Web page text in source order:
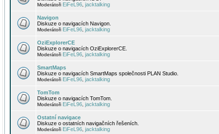
Moderátoři EiFeL96 jacktalking
Navigon
Diskuze o navigacích Navigon.
Moderátoři EiFeL96 jacktalking
OziExplorerCE
Diskuze o navigacích OziExplorerCE.
Moderátoři EiFeL96 jacktalking
SmartMaps
Diskuze o navigacích SmartMaps společnosti PLAN Studio.
Moderátoři EiFeL96 jacktalking
TomTom
Diskuze o navigacích TomTom.
Moderátoři EiFeL96 jacktalking
Ostatní navigace
Diskuze o ostatních navigačních řešeních.
Moderátoři EiFeL96 jacktalking